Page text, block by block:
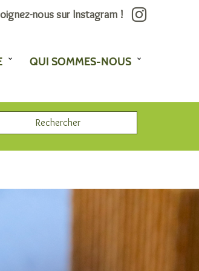
nous sur Instagram !
QUI SOMMES-NOUS
Rechercher